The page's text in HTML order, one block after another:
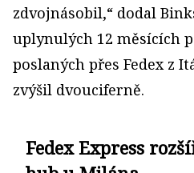
zdvojnásobil,“ dodal
uplynulých 12 měsících
poslaných přes Fedex z
zvýšil dvouciferně.
Fedex Express